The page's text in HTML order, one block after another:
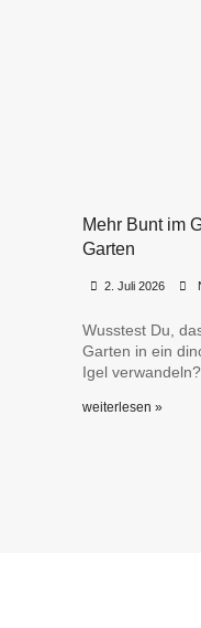
Mehr Bunt im
Garten
2. Juli 2026
Wusstest Du,
Garten in ein
Igel verwandeln?
weiterlesen »